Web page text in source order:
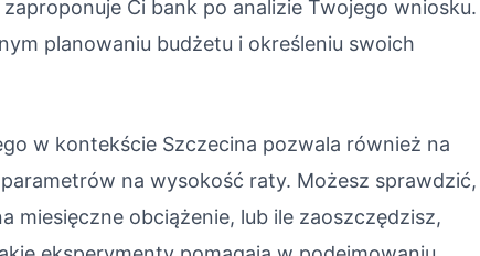
Ci bank po analizie Twojego wniosku.
planowaniu budżetu i określeniu swoich
w kontekście Szczecina pozwala również na
na wysokość raty. Możesz sprawdzić,
miesięczne obciążenie, lub ile zaoszczędzisz,